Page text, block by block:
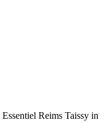
Reims Taissy in